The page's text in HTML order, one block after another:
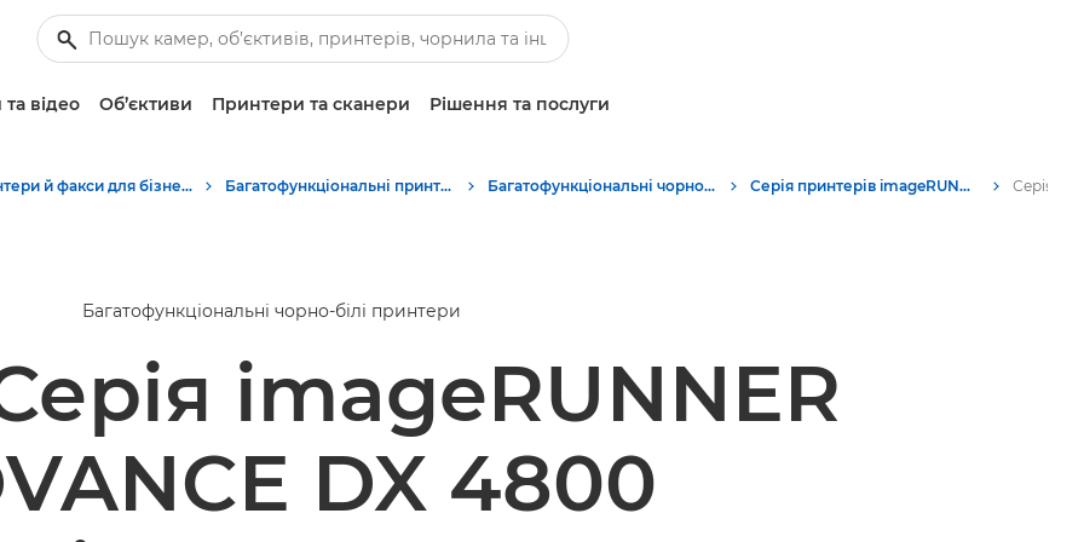
відео Об’єктиви Принтери та сканери Рішення та послуги
Принтери й факси для бізнесу Багатофункціональні принтери — універсальні принтери Багатофункціональні чорно-білі принтери Серія принтерів imageRUNNER ADVANCE DX 4800
Багатофункціональні чорно-білі принтери
imageRUNNER
DX 4800